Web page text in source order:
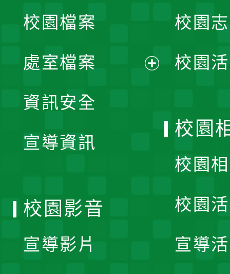
單
校園檔案
處室檔案
資訊安全
宣導資訊
校園
校園
校園
校園
校園
宣導
校園影音
宣導影片